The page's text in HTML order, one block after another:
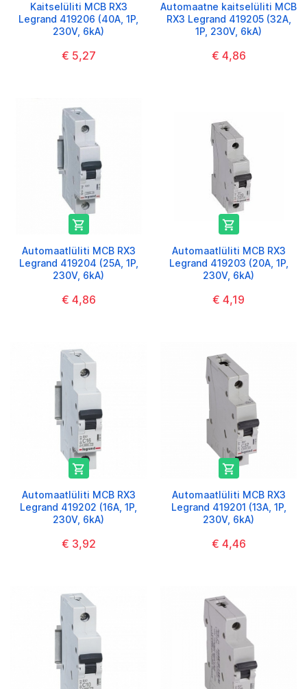
Kaitselüliti MCB RX3
Legrand 419206 (40A, 1P,
230V, 6kA)
€ 5,27
Automaatne kaitselüliti MCB
RX3 Legrand 419205 (32A,
1P, 230V, 6kA)
€ 4,86

Automaatlüliti MCB RX3
Legrand 419204 (25A, 1P,
230V, 6kA)
€ 4,86

Automaatlüliti MCB RX3
Legrand 419203 (20A, 1P,
230V, 6kA)
€ 4,19

Automaatlüliti MCB RX3
Legrand 419202 (16A, 1P,
230V, 6kA)
€ 3,92

Automaatlüliti MCB RX3
Legrand 419201 (13A, 1P,
230V, 6kA)
€ 4,46